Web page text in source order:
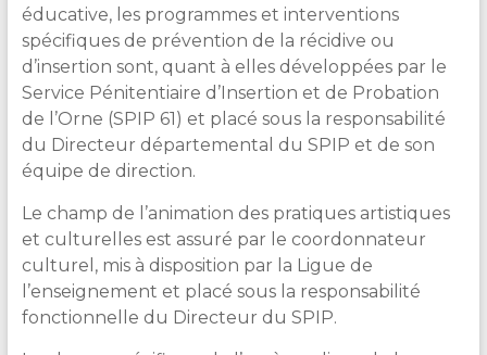
éducative, les programmes et interventions
spécifiques de prévention de la récidive ou
d’insertion sont, quant à elles développées par le
Service Pénitentiaire d’Insertion et de Probation
de l’Orne (SPIP 61) et placé sous la responsabilité
du Directeur départemental du SPIP et de son
équipe de direction.
Le champ de l’animation des pratiques artistiques
et culturelles est assuré par le coordonnateur
culturel, mis à disposition par la Ligue de
l’enseignement et placé sous la responsabilité
fonctionnelle du Directeur du SPIP.